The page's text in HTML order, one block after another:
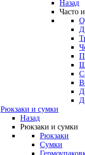
Назад
Часто
Рюкзаки и сумки
Назад
Рюкзаки и сумки
Рюкзаки
Сумки